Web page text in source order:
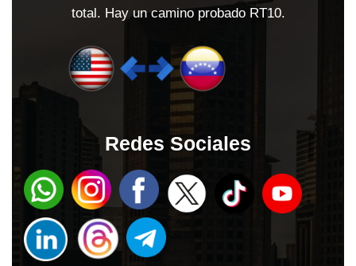
total. Hay un camino probado RT10.
Redes Sociales